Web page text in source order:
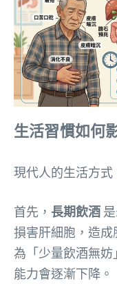
生活習慣如何
現代人的生活方式
首先， 長期飲酒
損害肝細胞，造
為「少量飲酒無
能力會逐漸下降。